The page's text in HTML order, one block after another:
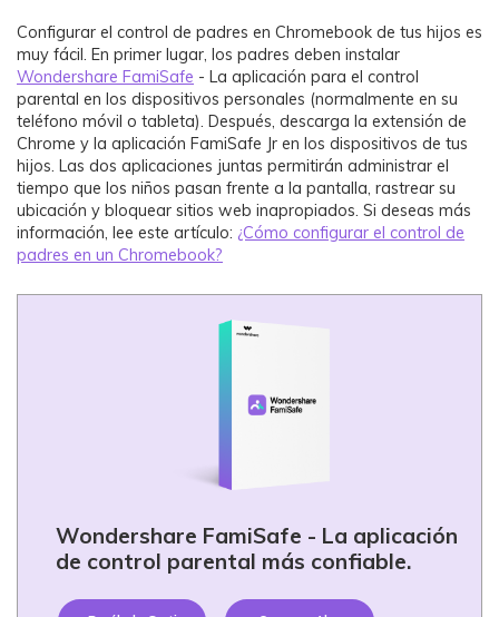
Configurar el control de padres en Chromebook de tus hijos es
muy fácil. En primer lugar, los padres deben instalar
Wondershare FamiSafe - La aplicación para el control
parental en los dispositivos personales (normalmente en su
teléfono móvil o tableta). Después, descarga la extensión de
Chrome y la aplicación FamiSafe Jr en los dispositivos de tus
hijos. Las dos aplicaciones juntas permitirán administrar el
tiempo que los niños pasan frente a la pantalla, rastrear su
ubicación y bloquear sitios web inapropiados. Si deseas más
información, lee este artículo: ¿Cómo configurar el control de
padres en un Chromebook?
Wondershare FamiSafe - La aplicación
de control parental más confiable.